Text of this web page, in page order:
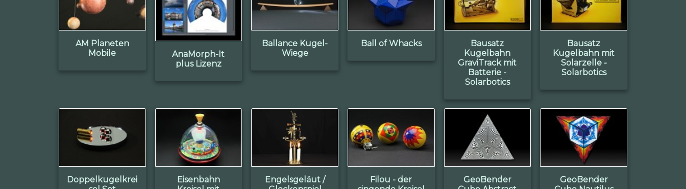
AM Planeten
Mobile
AnaMorph-It
plus Lizenz
Ballance Kugel-
Wiege
Ball of Whacks
Bausatz
Kugelbahn
GraviTrack mit
Batterie -
Solarbotics
Bausatz
Kugelbahn mit
Solarzelle -
Solarbotics
Doppelkugelkrei
Eisenbahn
Engelsgeläut /
Filou - der
GeoBender
GeoBender